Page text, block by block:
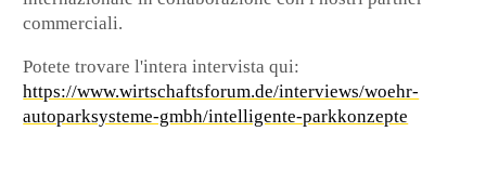
commerciali.
Potete trovare l'intera intervista qui:
https://www.wirtschaftsforum.de/interviews/woehr-
autoparksysteme-gmbh/intelligente-parkkonzepte